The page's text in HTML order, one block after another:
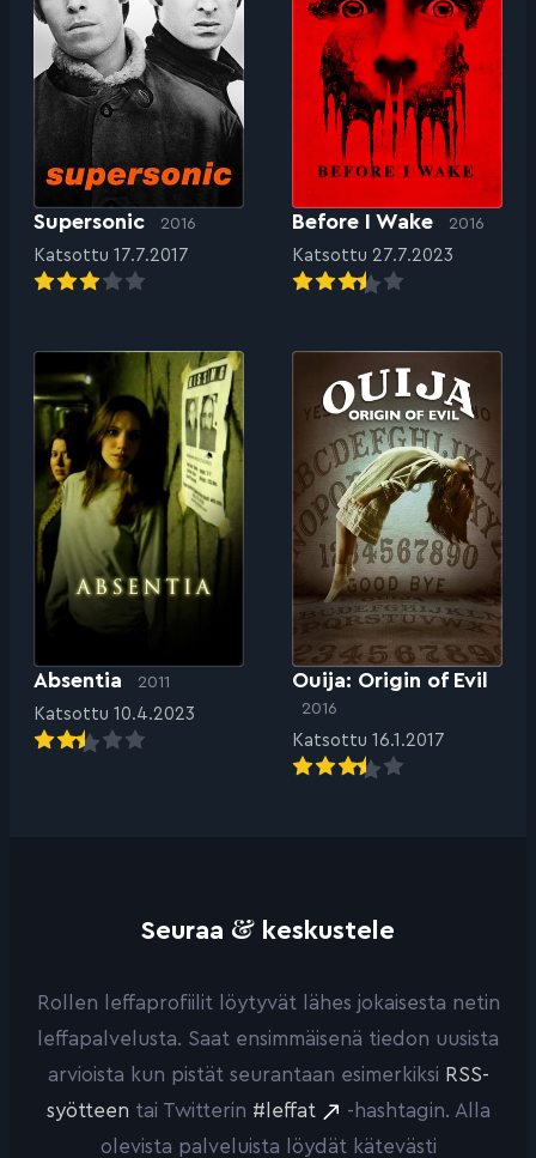
Supersonic 2016
Katsottu 17.7.2017
Before I Wake 2016
Katsottu 27.7.2023
Absentia 2011
Katsottu 10.4.2023
Ouija: Origin of Evil
2016
Katsottu 16.1.2017
Seuraa & keskustele
Rollen leffaprofiilit löytyvät lähes jokaisesta netin
leffapalvelusta. Saat ensimmäisenä tiedon uusista
arvioista kun pistät seurantaan esimerkiksi RSS-
syötteen tai Twitterin #leffat
-hashtagin. Alla
olevista palveluista löydät kätevästi